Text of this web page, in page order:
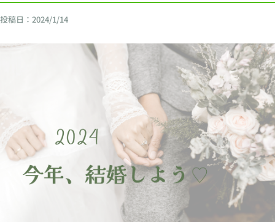
投稿日： 2024/1/14